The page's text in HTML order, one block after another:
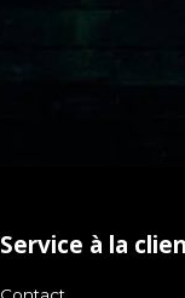
Service à la